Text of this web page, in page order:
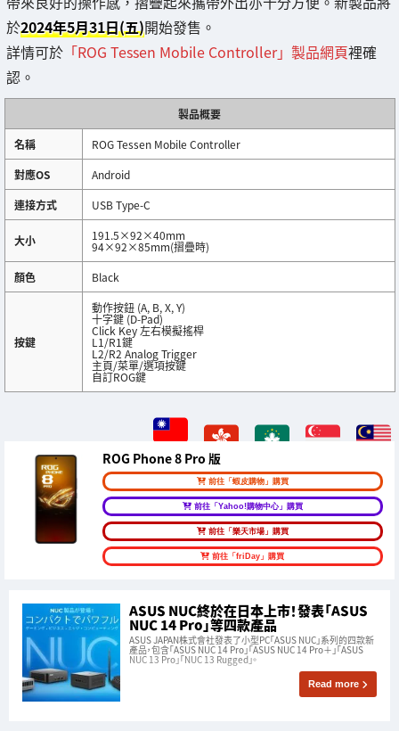
於2024年5月31日(五)開始發售。
詳情可於 「ROG Tessen Mobile Controller」製品網頁裡確
認。
製品概要
名稱
ROG Tessen Mobile Controller
對應OS
Android
連接方式
USB Type-C
大小 191.5×92×40mm
94×92×85mm(摺疊時)
顏色
Black
按鍵
動作按鈕 (A, B, X, Y)
十字鍵 (D-Pad)
Click Key 左右模擬搖桿
L1/R1鍵
L2/R2 Analog Trigger
主頁/菜單/選項按鍵
自訂ROG鍵
ROG Phone 8 Pro 版
前往「蝦皮購物」購買
前往「Yahoo!購物中心」購買
前往「樂天市場」購買
前往「friDay」購買
ASUS NUC終於在日本上市！發表「ASUS
NUC 14 Pro」等四款產品
ASUS JAPAN株式會社發表了小型PC「ASUS NUC」系列的四款新
產品，包含「ASUS NUC 14 Pro」「ASUS NUC 14 Pro＋」「ASUS
NUC 13 Pro」「NUC 13 Rugged」。
Read more